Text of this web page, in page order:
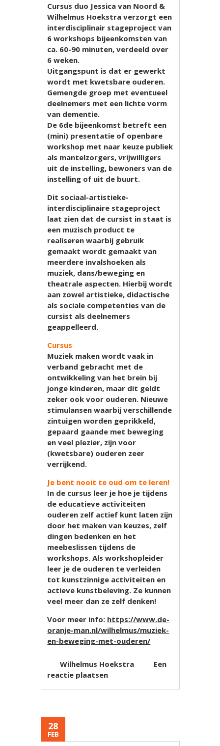
Cursus duo Jessica van Noord &
Wilhelmus Hoekstra verzorgt een
interdisciplinair stageproject van
6 workshops bijeenkomsten van
ca. 60-90 minuten, verdeeld over
6 weken.
Uitgangspunt is dat er gewerkt
wordt met kwetsbare ouderen.
Gemengde groep met eventueel
deelnemers met een lichte vorm
van dementie.
De 6de bijeenkomst betreft een
(mini) presentatie of openbare
workshop met naar keuze publiek
als mantelzorgers, vrijwilligers
uit de instelling, bewoners van de
instelling of uit de buurt.
Dit sociaal-artistieke-
interdisciplinaire stageproject
laat zien dat de cursist in staat is
een muzisch product te
realiseren waarbij gebruik
gemaakt wordt gemaakt van
meerdere invalshoeken als
muziek, dans/beweging en
theatrale aspecten. Hierbij wordt
aan zowel artistieke, didactische
als sociale competenties van de
cursist als deelnemers
geappelleerd.
Cursus
Muziek maken wordt vaak in
verband gebracht met de
ontwikkeling van het brein bij
jonge kinderen, maar dit geldt
zeker ook voor ouderen. Nieuwe
stimulansen waarbij verschillende
zintuigen worden geprikkeld,
gepaard gaande met beweging
en veel plezier, zijn voor
(kwetsbare) ouderen zeer
verrijkend.
Je bent nooit te oud om te leren!
In de cursus leer je hoe je tijdens
de educatieve activiteiten
ouderen zelf actief kunt laten zijn
door het maken van keuzes, zelf
dingen bedenken en het
meebeslissen tijdens de
workshops. Als workshopleider
leer je de ouderen te verleiden
tot kunstzinnige activiteiten en
actieve kunstbeleving. Ze kunnen
veel meer dan ze zelf denken!
Voor meer info: https://www.de-
oranje-man.nl/wilhelmus/muziek-
en-beweging-met-ouderen/
Wilhelmus Hoekstra
Een
reactie plaatsen
28
FEB